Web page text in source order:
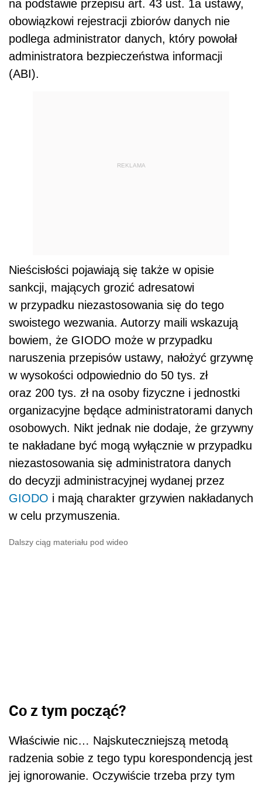
na podstawie przepisu art. 43 ust. 1a ustawy,
obowiązkowi rejestracji zbiorów danych nie
podlega administrator danych, który powołał
administratora bezpieczeństwa informacji
(ABI).
REKLAMA
Nieścisłości pojawiają się także w opisie
sankcji, mających grozić adresatowi
w przypadku niezastosowania się do tego
swoistego wezwania. Autorzy maili wskazują
bowiem, że GIODO może w przypadku
naruszenia przepisów ustawy, nałożyć grzywnę
w wysokości odpowiednio do 50 tys. zł
oraz 200 tys. zł na osoby fizyczne i jednostki
organizacyjne będące administratorami danych
osobowych. Nikt jednak nie dodaje, że grzywny
te nakładane być mogą wyłącznie w przypadku
niezastosowania się administratora danych
do decyzji administracyjnej wydanej przez
GIODO i mają charakter grzywien nakładanych
w celu przymuszenia.
Dalszy ciąg materiału pod wideo
Co z tym począć?
Właściwie nic… Najskuteczniejszą metodą
radzenia sobie z tego typu korespondencją jest
jej ignorowanie. Oczywiście trzeba przy tym